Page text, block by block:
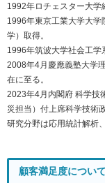
1992年ロチェスター大学
1996年東京工業大学大学
学）取得。
1996年筑波大学社会工学
2008年4月慶應義塾大学
在に至る。
2023年4月内閣府 科学技
災担当）付上席科学技術
研究分野は応用統計解析
顧客満足度について